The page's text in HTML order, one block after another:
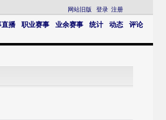
网站旧版 登录 注册
直播 职业赛事 业余赛事 统计 动态
评论